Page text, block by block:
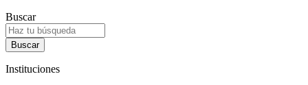
Buscar
Instituciones